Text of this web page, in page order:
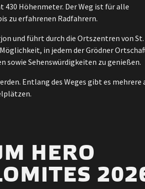
430 Höhenmeter. Der Weg ist für alle
zu erfahrenen Radfahrern.
und führt durch die Ortszentren von
in jedem der Grödner
sowie Sehenswürdigkeiten zu genießen.
Entlang des Weges gibt es
HERO